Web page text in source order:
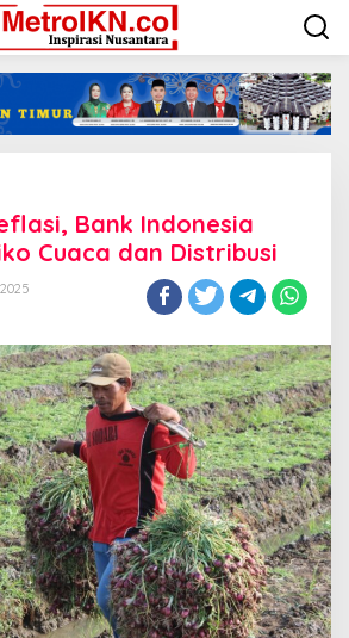
Bank Indonesia
Cuaca dan Distribusi